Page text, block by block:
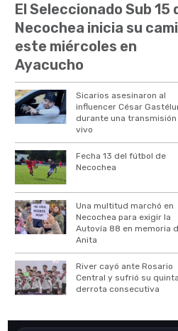
El Seleccionado Sub 15
Necochea inicia su
este miércoles en
Ayacucho
Sicarios asesinaron al
influencer César
durante una transmisión
vivo
Fecha 13 del fútbol de
Necochea
Una multitud marchó en
Necochea para exigir la
Autovía 88 en memoria
Anita
River cayó ante Rosario
Central y sufrió su quinta
derrota consecutiva